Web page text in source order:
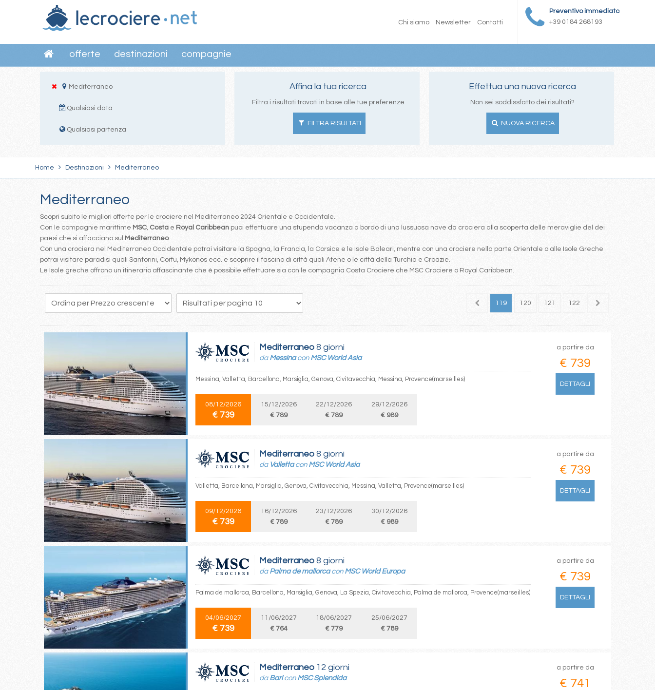
Preventivo immediato
+39 0184 268193
Chi siamo Newsletter Contatti
offerte destinazioni compagnie
Mediterraneo
Qualsiasi data
Qualsiasi partenza
Affina la tua ricerca
Filtra i risultati trovati in base alle tue preferenze
FILTRA RISULTATI
Effettua una nuova ricerca
Non sei soddissfatto dei risultati?
NUOVA RICERCA
Home Destinazioni Mediterraneo
Mediterraneo
Scopri subito le migliori offerte per le crociere nel Mediterraneo 2024 Orientale e Occidentale.
Con le compagnie marittime MSC, Costa e Royal Caribbean puoi effettuare una stupenda vacanza a bordo di una lussuosa nave da crociera alla scoperta delle meraviglie del dei
paesi che si affacciano sul
Mediterraneo.
Con una crociera nel Mediterraneo Occidentale potrai visitare la Spagna, la Francia, la Corsice e le Isole Baleari, mentre con una crociere nella parte Orientale o alle Isole Greche
potrai visitare paradisi quali Santorini, Corfu, Mykonos ecc. e scoprire il fascino di città quali Atene o le città della Turchia e Croazie.
Le Isole greche offrono un itinerario affascinante che è possibile effettuare sia con le compagnia Costa Crociere che MSC Crociere o Royal Caribbean.
101 102 103 104 105 106 107 108 109 111 118 119 120 121 122 123
Mediterraneo 8 giorni
da Messinacon MSC World Asia
Messina, Valletta, Barcellona, Marsiglia, Genova, Civitavecchia, Messina, Provence(marseilles)
08/12/2026
€ 739
15/12/2026
€ 789
22/12/2026
€ 789
29/12/2026
€ 989
a partire da
€ 739
DETTAGLI
Mediterraneo 8 giorni
da Vallettacon MSC World Asia
Valletta, Barcellona, Marsiglia, Genova, Civitavecchia, Messina, Valletta, Provence(marseilles)
09/12/2026
€ 739
16/12/2026
€ 789
23/12/2026
€ 789
30/12/2026
€ 989
a partire da
€ 739
DETTAGLI
Mediterraneo 8 giorni
da Palma de mallorcacon MSC World Europa
Palma de mallorca, Barcellona, Marsiglia, Genova, La Spezia, Civitavecchia, Palma de mallorca, Provence(marseilles)
04/06/2027
€ 739
11/06/2027
€ 764
18/06/2027
€ 779
25/06/2027
€ 789
a partire da
€ 739
DETTAGLI
Mediterraneo 12 giorni
da Baricon MSC Splendida
a partire da
€ 741